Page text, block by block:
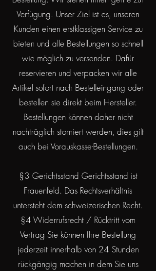
Verfügung. Unser Ziel ist es, unseren
Kunden einen erstklassigen Service zu
bieten und alle Bestellungen so schnell
wie möglich zu versenden. Dafür
reservieren und verpacken wir alle
Artikel sofort nach Bestelleingang oder
bestellen sie direkt beim Hersteller.
Bestellungen können daher nicht
nachträglich storniert werden, dies gilt
auch bei Vorauskasse-Bestellungen.
§3 Gerichtsstand Gerichtsstand ist
Frauenfeld. Das Rechtsverhältnis
untersteht dem schweizerischen Recht.
§4 Widerrufsrecht / Rücktritt vom
Vertrag Sie können Ihre Bestellung
jederzeit innerhalb von 24 Stunden
rückgängig machen in dem Sie uns